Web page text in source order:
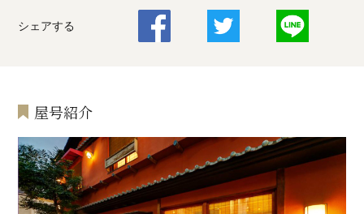
シェアする
屋号紹介